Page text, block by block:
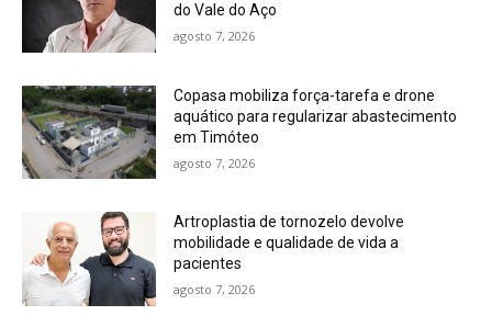
do Vale do Aço
agosto 7, 2026
Copasa mobiliza força-tarefa e drone
aquático para regularizar abastecimento
em Timóteo
agosto 7, 2026
Artroplastia de tornozelo devolve
mobilidade e qualidade de vida a
pacientes
agosto 7, 2026